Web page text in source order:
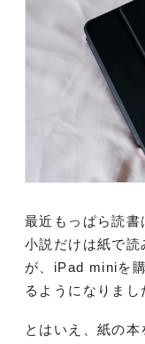
最近もっぱら読
小説だけは紙で
が、iPad miniを
るようになりまし
とはいえ、紙の